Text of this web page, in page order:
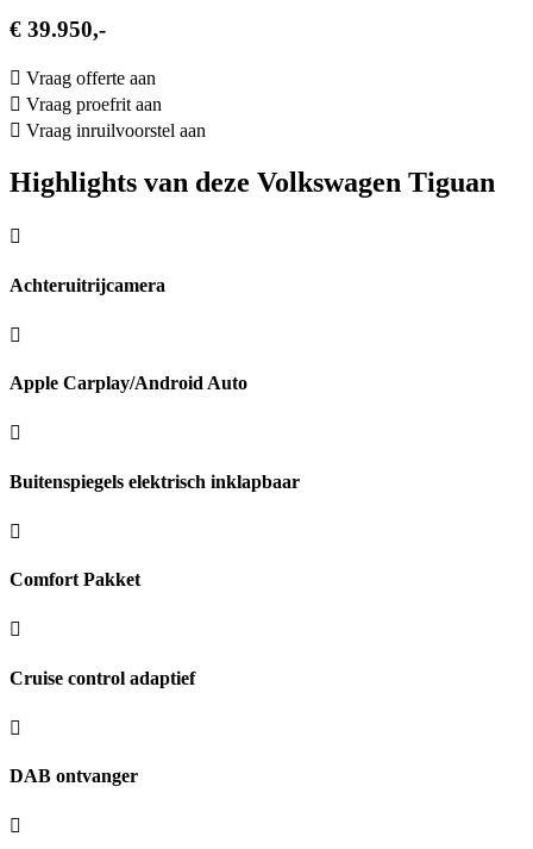
€ 39.950,-
Vraag offerte aan
Vraag proefrit aan
Vraag inruilvoorstel aan
Highlights van deze Volkswagen Tiguan
Achteruitrijcamera
Apple Carplay/Android Auto
Buitenspiegels elektrisch inklapbaar
Comfort Pakket
Cruise control adaptief
DAB ontvanger